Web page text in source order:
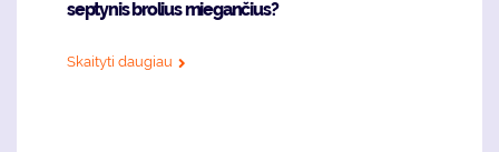
septynis brolius miegančius?
Skaityti daugiau